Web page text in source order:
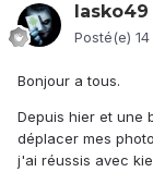
lasko49
Posté(e)
Bonjour a tous.
Depuis hier et une
déplacer mes
j'ai réussis avec